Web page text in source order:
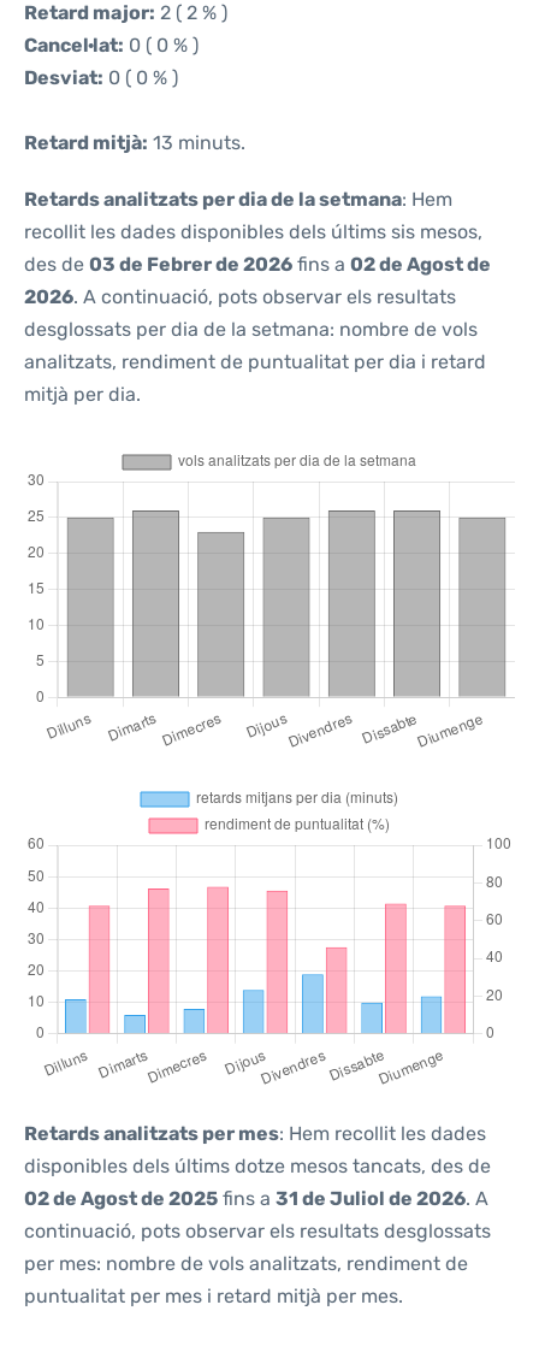
Retard major: 2 ( 2 % )
Cancel·lat: 0 ( 0 % )
Desviat: 0 ( 0 % )
Retard mitjà: 13 minuts.
Retards analitzats per dia de la setmana: Hem
recollit les dades disponibles dels últims sis mesos,
des de 03 de Febrer de 2026 fins a 02 de Agost de
2026. A continuació, pots observar els resultats
desglossats per dia de la setmana: nombre de vols
analitzats, rendiment de puntualitat per dia i retard
mitjà per dia.
Retards analitzats per mes: Hem recollit les dades
disponibles dels últims dotze mesos tancats, des de
02 de Agost de 2025 fins a 31 de Juliol de 2026. A
continuació, pots observar els resultats desglossats
per mes: nombre de vols analitzats, rendiment de
puntualitat per mes i retard mitjà per mes.